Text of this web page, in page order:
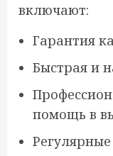
включают:
Гарантия
Быстрая и
помощь в